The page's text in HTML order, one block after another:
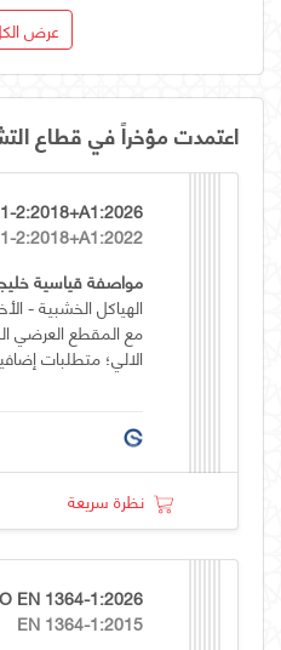
عرض
اعتمدت مؤخراً في قطاع
2:2018+A1:2026
2:2018+A1:2022
مواصفة قياسية
الهياكل الخشبية -
الالي؛ متطلبات
نظرة سريعة
EN 1364-1:2026
EN 1364-1:2015